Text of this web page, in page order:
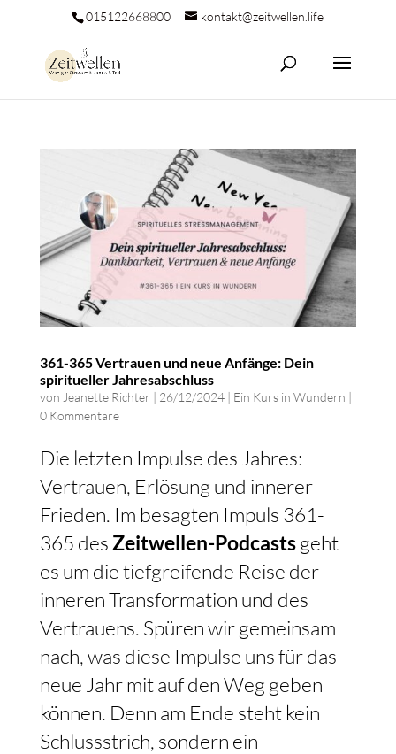
015122668800 kontakt@zeitwellen.life
361-365 Vertrauen und neue Anfänge: Dein
spiritueller Jahresabschluss
von Jeanette Richter | 26/12/2024| Ein Kurs in Wundern |
0 Kommentare
Die letzten Impulse des Jahres:
Vertrauen, Erlösung und innerer
Frieden. Im besagten Impuls 361-
365 des Zeitwellen-Podcastsgeht
es um die tiefgreifende Reise der
inneren Transformation und des
Vertrauens. Spüren wir gemeinsam
nach, was diese Impulse uns für das
neue Jahr mit auf den Weg geben
können. Denn am Ende steht kein
Schlussstrich, sondern ein